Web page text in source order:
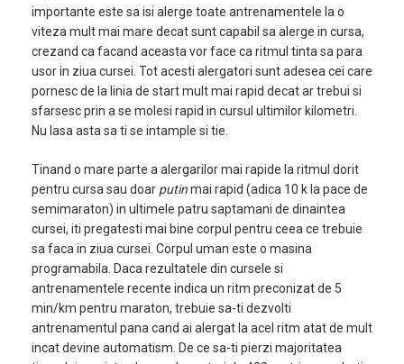
importante este sa isi alerge toate antrenamentele la o
viteza mult mai mare decat sunt capabil sa alerge in cursa,
crezand ca facand aceasta vor face ca ritmul tinta sa para
usor in ziua cursei. Tot acesti alergatori sunt adesea cei care
pornesc de la linia de start mult mai rapid decat ar trebui si
sfarsesc prin a se molesi rapid in cursul ultimilor kilometri.
Nu lasa asta sa ti se intample si tie.
Tinand o mare parte a alergarilor mai rapide la ritmul dorit
pentru cursa sau doar putinmai rapid (adica 10 k la pace de
semimaraton) in ultimele patru saptamani de dinaintea
cursei, iti pregatesti mai bine corpul pentru ceea ce trebuie
sa faca in ziua cursei. Corpul uman este o masina
programabila. Daca rezultatele din cursele si
antrenamentele recente indica un ritm preconizat de 5
min/km pentru maraton, trebuie sa-ti dezvolti
antrenamentul pana cand ai alergat la acel ritm atat de mult
incat devine automatism. De ce sa-ti pierzi majoritatea